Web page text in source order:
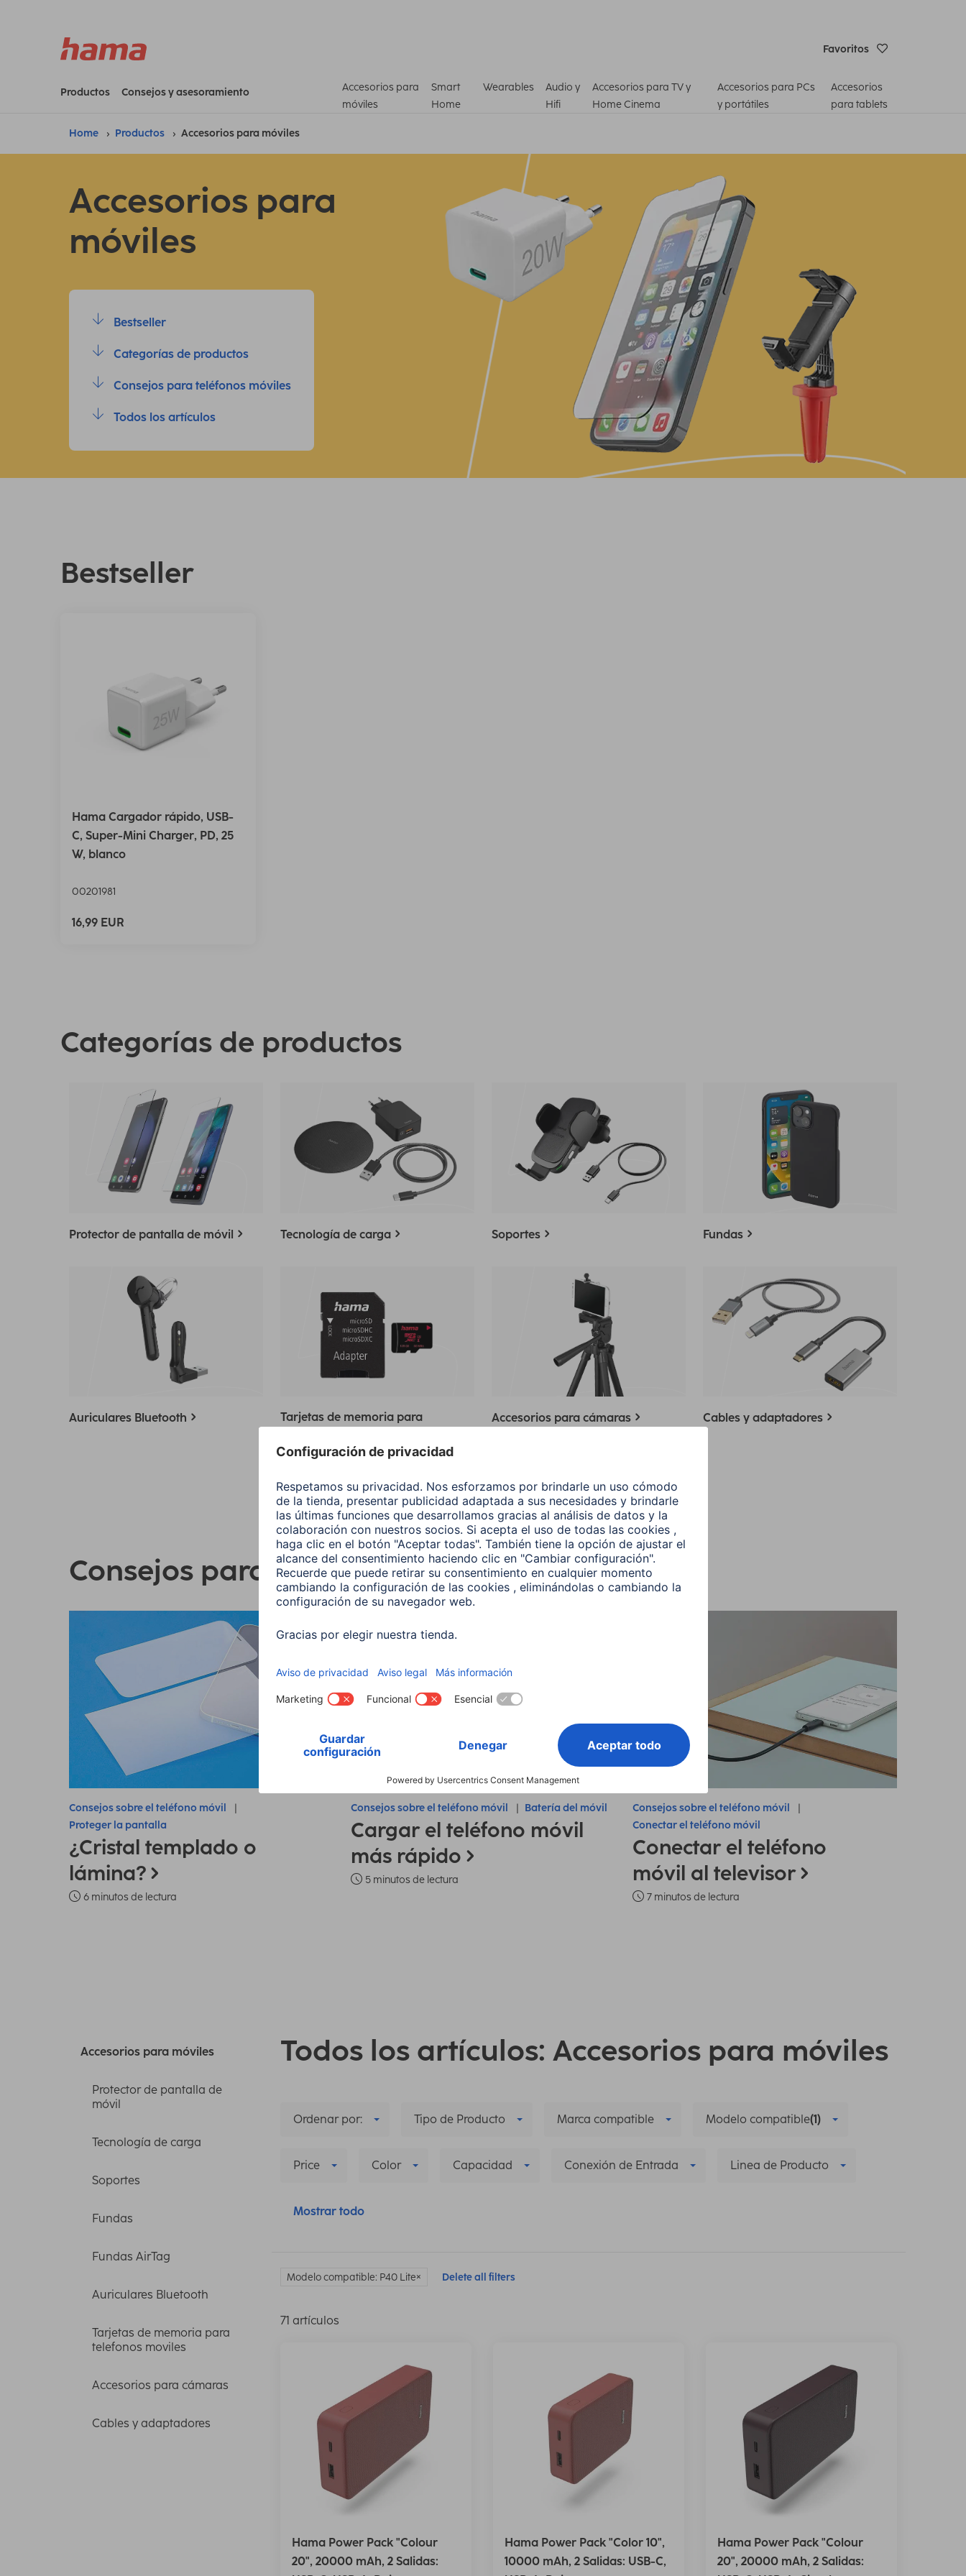
Favoritos
Productos Consejos y asesoramiento
Accesorios para
móviles
Smart
Home
Wearables
Audio y
Hifi
Accesorios para TV y
Home Cinema
Accesorios para PCs
y portátiles
Accesorios
para tablets
Home Productos Accesorios para móviles
Accesorios para
móviles
Bestseller
Categorías de productos
Consejos para teléfonos móviles
Todos los artículos
Bestseller
Hama Cargador rápido, USB-
C, Super-Mini Charger, PD, 25
W, blanco
00201981
16,99 EUR
Categorías de productos
Protector de pantalla de móvil Tecnología de carga Soportes Fundas
Auriculares Bluetooth
Tarjetas de memoria para
Accesorios para cámaras Cables y adaptadores
Consejos para su teléfono móvil
Consejos sobre el teléfono móvil
Proteger la pantalla
¿Cristal templado o
lámina?
6 minutos de lectura
Consejos sobre el teléfono móvil Batería del móvil
Cargar el teléfono móvil
más rápido
5 minutos de lectura
Consejos sobre el teléfono móvil
Conectar el teléfono móvil
Conectar el teléfono
móvil al televisor
7 minutos de lectura
Accesorios para móviles
Protector de pantalla de
móvil
Tecnología de carga
Soportes
Fundas
Fundas AirTag
Auriculares Bluetooth
Tarjetas de memoria para
telefonos moviles
Accesorios para cámaras
Cables y adaptadores
Todos los artículos: Accesorios para móviles
Ordenar por: Tipo de Producto Marca compatible Modelo compatible(1)
Price Color Capacidad Conexión de Entrada Linea de Producto
Mostrar todo
Modelo compatible: P40 Lite Delete all filters
71 artículos
Hama Power Pack "Colour
20", 20000 mAh, 2 Salidas:
Hama Power Pack "Color 10",
10000 mAh, 2 Salidas: USB-C,
Hama Power Pack "Colour
20", 20000 mAh, 2 Salidas: